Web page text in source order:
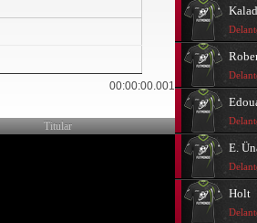
00:00:00.001
Titular
E.
Holt